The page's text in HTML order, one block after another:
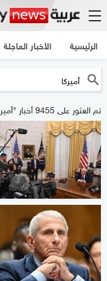
الرئيسية الأخبار العاجلة
تم العثور على 9455 أخبار "أميركا"